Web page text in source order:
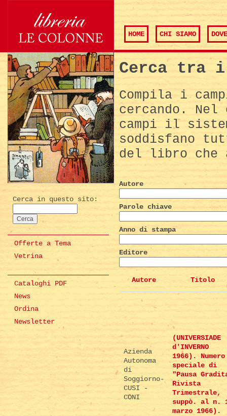
HOME CHI SIAMO
Cerca in questo sito:
Offerte a Tema
Vetrina
Cataloghi PDF
News
Ordina
Newsletter
Cerca tra
Compila i
cercando.
campi il
soddisfano
del libro che
Autore
Parole chiave
Anno di stampa
Editore
Autore Titolo
Azienda
Autonoma
di
Soggiorno-
CUSI -
CONI
(UNIVERSIADE
d'INVERNO
1966). Numero
speciale di
"Pausa
Rivista
Trimestrale,
suppò. al n.
marzo 1966).